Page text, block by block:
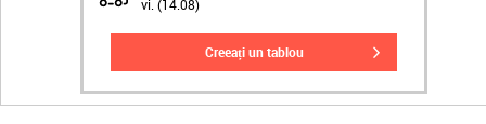
vi. (14.08)
creeați un tablou